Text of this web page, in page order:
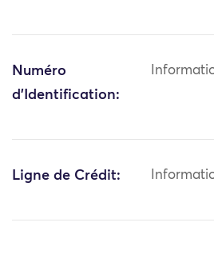
Numéro
d'Identification:
Ligne de Crédit: